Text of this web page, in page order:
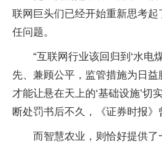
联网巨头们已经开始重新思考
任问题。
“互联网行业该回归到‘水电
先、兼顾公平，监管措施为日益
才能让悬在天上的‘基础设施’切
断处罚书后不久，《证券时报》
而智慧农业，则恰好提供